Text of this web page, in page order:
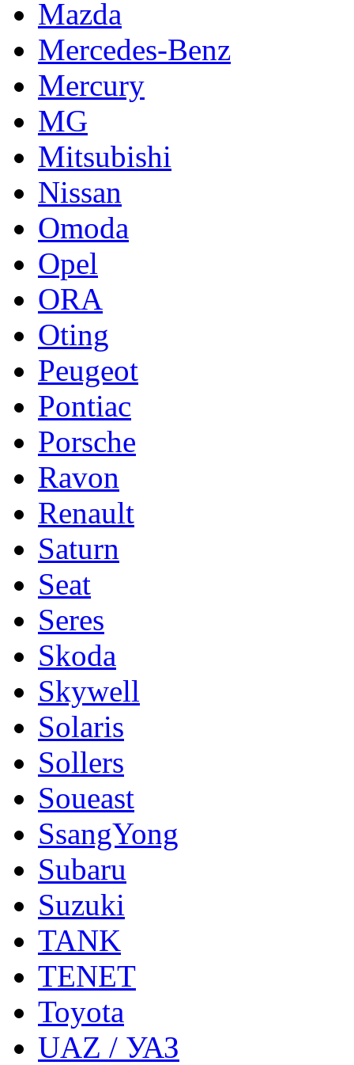
Mazda
Mercedes-Benz
Mercury
MG
Mitsubishi
Nissan
Omoda
Opel
ORA
Oting
Peugeot
Pontiac
Porsche
Ravon
Renault
Saturn
Seat
Seres
Skoda
Skywell
Solaris
Sollers
Soueast
SsangYong
Subaru
Suzuki
TANK
TENET
Toyota
UAZ / УАЗ